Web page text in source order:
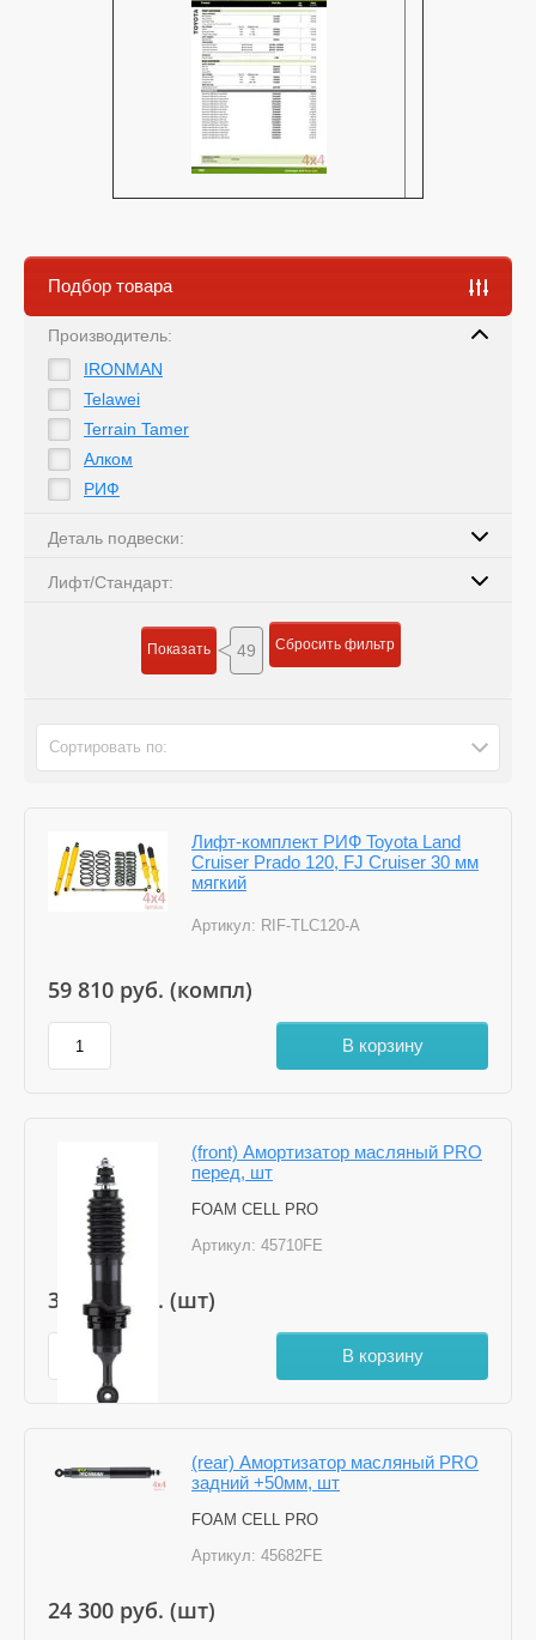
Подбор товара
Производитель:
IRONMAN
Telawei
Terrain Tamer
Алком
РИФ
Деталь подвески:
Лифт/Стандарт:
Показать 49 Сбросить фильтр
Сортировать по:
Лифт-комплект РИФ Toyota Land
Cruiser Prado 120, FJ Cruiser 30 мм
мягкий
Артикул: RIF-TLC120-A
59 810 руб. (компл)
В корзину
(front) Амортизатор масляный PRO
перед, шт
FOAM CELL PRO
Артикул: 45710FE
30 600 руб. (шт)
В корзину
(rear) Амортизатор масляный PRO
задний +50мм, шт
FOAM CELL PRO
Артикул: 45682FE
24 300 руб. (шт)